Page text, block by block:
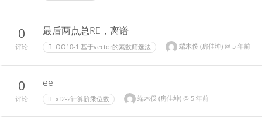
0
评论
最后两点总RE，离谱
OO10-1 基于vector的素数筛选法 端木俁 (房佳坤) @ 5 年前
0
评论
ee
xf2-2计算阶乘位数 端木俁 (房佳坤) @ 5 年前